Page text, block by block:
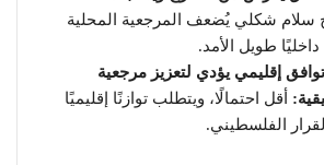
سلام شكلي يُضعف المرجعية المحلية
داخليًا طويل الأمد.
4 — توافق إقليمي يؤدي لتعزيز مرجعية
أقل احتمالًا، ويتطلب توازنًا إقليميًا
الفلسطيني.